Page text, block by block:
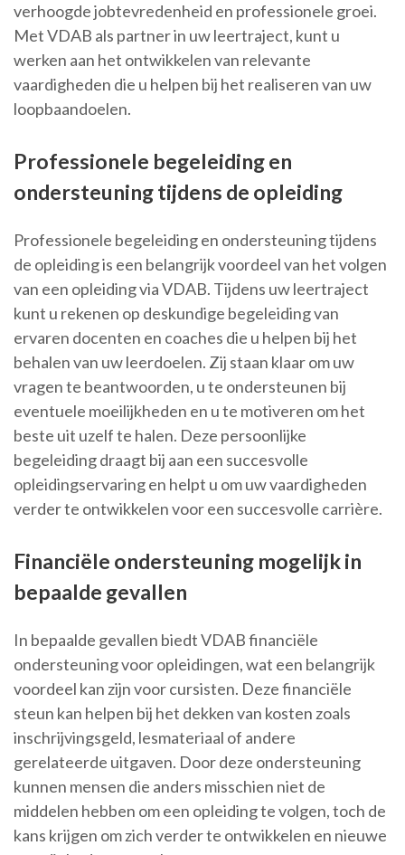
verhoogde jobtevredenheid en professionele groei.
Met VDAB als partner in uw leertraject, kunt u
werken aan het ontwikkelen van relevante
vaardigheden die u helpen bij het realiseren van uw
loopbaandoelen.
Professionele begeleiding en
ondersteuning tijdens de opleiding
Professionele begeleiding en ondersteuning tijdens
de opleiding is een belangrijk voordeel van het volgen
van een opleiding via VDAB. Tijdens uw leertraject
kunt u rekenen op deskundige begeleiding van
ervaren docenten en coaches die u helpen bij het
behalen van uw leerdoelen. Zij staan klaar om uw
vragen te beantwoorden, u te ondersteunen bij
eventuele moeilijkheden en u te motiveren om het
beste uit uzelf te halen. Deze persoonlijke
begeleiding draagt bij aan een succesvolle
opleidingservaring en helpt u om uw vaardigheden
verder te ontwikkelen voor een succesvolle carrière.
Financiële ondersteuning mogelijk in
bepaalde gevallen
In bepaalde gevallen biedt VDAB financiële
ondersteuning voor opleidingen, wat een belangrijk
voordeel kan zijn voor cursisten. Deze financiële
steun kan helpen bij het dekken van kosten zoals
inschrijvingsgeld, lesmateriaal of andere
gerelateerde uitgaven. Door deze ondersteuning
kunnen mensen die anders misschien niet de
middelen hebben om een opleiding te volgen, toch de
kans krijgen om zich verder te ontwikkelen en nieuwe